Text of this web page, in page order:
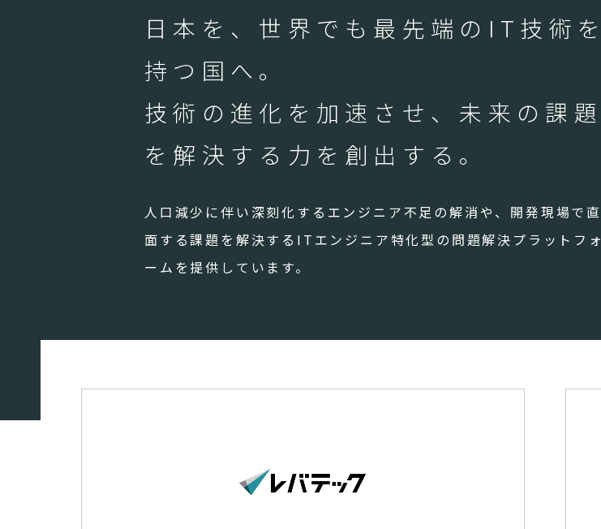
日本を、世界でも最先端のIT技術を
持つ国へ。
技術の進化を加速させ、未来の課題
を解決する力を創出する。
人口減少に伴い深刻化するエンジニア不足の解消や、開発現場で直
面する課題を解決するITエンジニア特化型の問題解決プラットフォ
ームを提供しています。